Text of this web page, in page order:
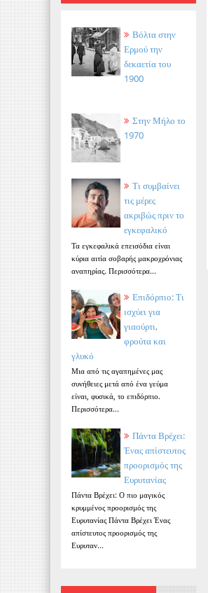
Βόλτα στην
Ερμού την
δεκαετία του
1900
Στην Μήλο το
1970
Τι συμβαίνει
τις μέρες
ακριβώς πριν το
εγκεφαλικό
Τα εγκεφαλικά επεισόδια είναι
κύρια αιτία σοβαρής μακροχρόνιας
αναπηρίας. Περισσότερα...
Επιδόρπιο: Τι
ισχύει για
γιαούρτι,
φρούτα και
γλυκό
Μια από τις αγαπημένες μας
συνήθειες μετά από ένα γεύμα
είναι, φυσικά, το επιδόρπιο.
Περισσότερα...
Πάντα Βρέχει:
Ένας απίστευτος
προορισμός της
Ευρυτανίας
Πάντα Βρέχει: Ο πιο μαγικός
κρυμμένος προορισμός της
Ευρυτανίας Πάντα Βρέχει Ένας
απίστευτος προορισμός της
Ευρυταν...